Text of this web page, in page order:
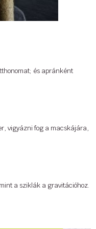
és apránként
vigyázni fog a macskájára,
a sziklák a gravitációhoz.